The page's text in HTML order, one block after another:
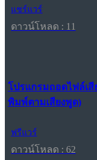
แชร์แวร์
ดาวน์โหลด : 11
โปรแกรมถอดไฟล์เ
พิมพ์ตามเสียงพูด)
ฟรีแวร์
ดาวน์โหลด : 62